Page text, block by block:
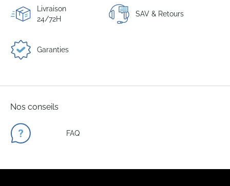
Livraison
24/72H
SAV & Retours
Garanties
Nos conseils
FAQ